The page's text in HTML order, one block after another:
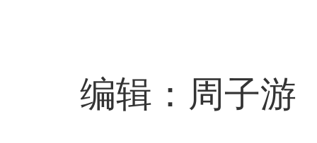
编辑：周子游